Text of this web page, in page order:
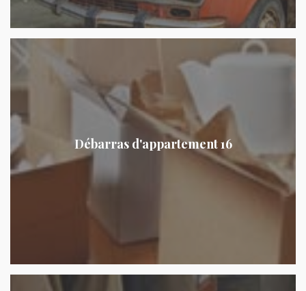
Débarras d'appartement 16